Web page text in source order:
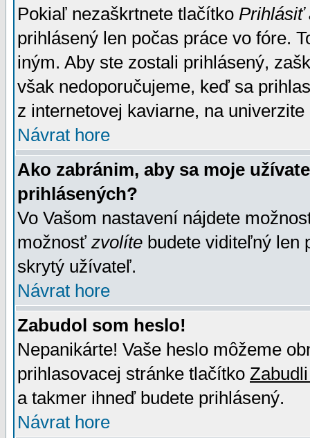
Pokiaľ nezaškrtnete tlačítko Prihlásiť
prihlásený len počas práce vo fóre.
iným. Aby ste zostali prihlásený,
však nedoporučujeme, keď sa
z internetovej kaviarne, na univerzite
Návrat hore
Ako zabránim, aby sa moje
prihlásených?
Vo Vašom nastavení nájdete
možnosť zvolíte budete viditeľný len
skrytý užívateľ.
Návrat hore
Zabudol som heslo!
Nepanikárte! Vaše heslo môžeme
prihlasovacej stránke tlačítko
a takmer ihneď budete prihlásený.
Návrat hore